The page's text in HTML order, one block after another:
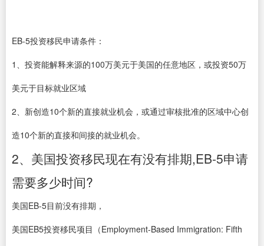
EB-5投资移民申请条件：
1、投资能解释来源的100万美元于美国的任意地区，或投资50万
美元于目标就业区域
2、新创造10个新的直接就业机会，或通过审核批准的区域中心创
造10个新的直接和间接的就业机会。
2、美国投资移民现在有没有排期,EB-5申请
需要多少时间?
美国EB-5目前没有排期，
美国EB5投资移民项目（Employment-Based Immigration: Fifth